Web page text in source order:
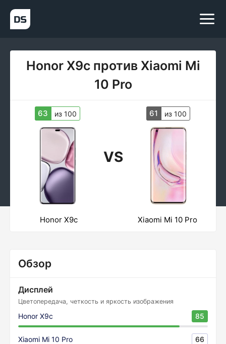
Honor X9c против Xiaomi Mi
10 Pro
63 из 100
VS
61 из 100
Honor X9c Xiaomi Mi 10 Pro
Обзор
Дисплей
Цветопередача, четкость и яркость изображения
Honor X9c 85
Xiaomi Mi 10 Pro 66